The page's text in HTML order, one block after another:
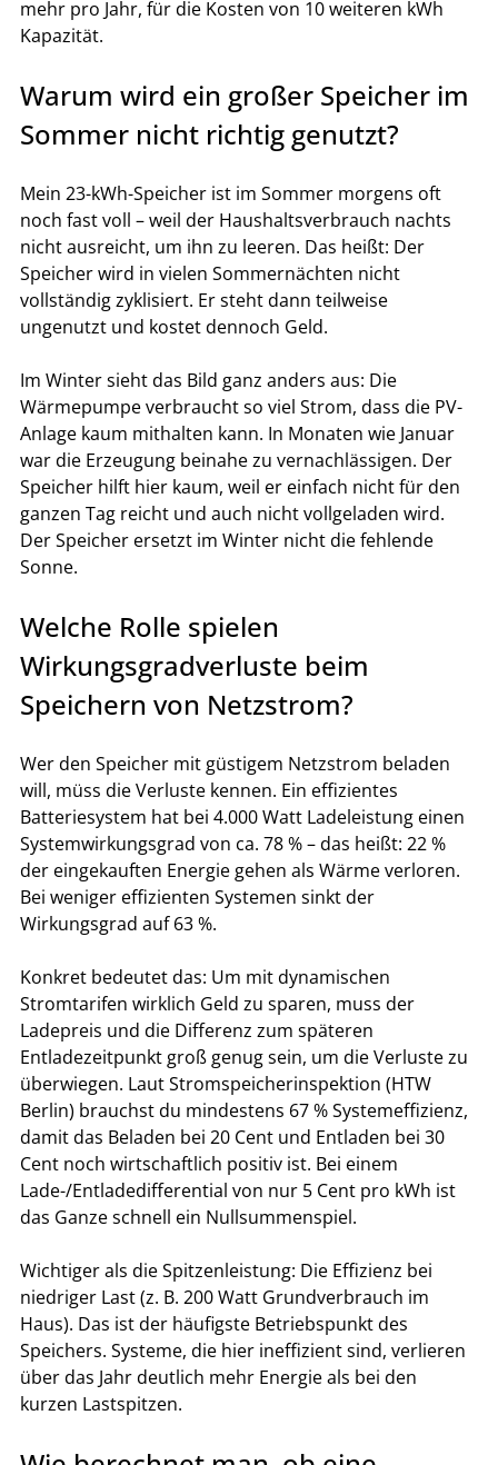
mehr pro Jahr, für die Kosten von 10 weiteren kWh
Kapazität.
Warum wird ein großer Speicher im
Sommer nicht richtig genutzt?
Mein 23-kWh-Speicher ist im Sommer morgens oft
noch fast voll – weil der Haushaltsverbrauch nachts
nicht ausreicht, um ihn zu leeren. Das heißt: Der
Speicher wird in vielen Sommernächten nicht
vollständig zyklisiert. Er steht dann teilweise
ungenutzt und kostet dennoch Geld.
Im Winter sieht das Bild ganz anders aus: Die
Wärmepumpe verbraucht so viel Strom, dass die PV-
Anlage kaum mithalten kann. In Monaten wie Januar
war die Erzeugung beinahe zu vernachlässigen. Der
Speicher hilft hier kaum, weil er einfach nicht für den
ganzen Tag reicht und auch nicht vollgeladen wird.
Der Speicher ersetzt im Winter nicht die fehlende
Sonne.
Welche Rolle spielen
Wirkungsgradverluste beim
Speichern von Netzstrom?
Wer den Speicher mit güstigem Netzstrom beladen
will, müss die Verluste kennen. Ein effizientes
Batteriesystem hat bei 4.000 Watt Ladeleistung einen
Systemwirkungsgrad von ca. 78 % – das heißt: 22 %
der eingekauften Energie gehen als Wärme verloren.
Bei weniger effizienten Systemen sinkt der
Wirkungsgrad auf 63 %.
Konkret bedeutet das: Um mit dynamischen
Stromtarifen wirklich Geld zu sparen, muss der
Ladepreis und die Differenz zum späteren
Entladezeitpunkt groß genug sein, um die Verluste zu
überwiegen. Laut Stromspeicherinspektion (HTW
Berlin) brauchst du mindestens 67 % Systemeffizienz,
damit das Beladen bei 20 Cent und Entladen bei 30
Cent noch wirtschaftlich positiv ist. Bei einem
Lade-/Entladedifferential von nur 5 Cent pro kWh ist
das Ganze schnell ein Nullsummenspiel.
Wichtiger als die Spitzenleistung: Die Effizienz bei
niedriger Last (z. B. 200 Watt Grundverbrauch im
Haus). Das ist der häufigste Betriebspunkt des
Speichers. Systeme, die hier ineffizient sind, verlieren
über das Jahr deutlich mehr Energie als bei den
kurzen Lastspitzen.